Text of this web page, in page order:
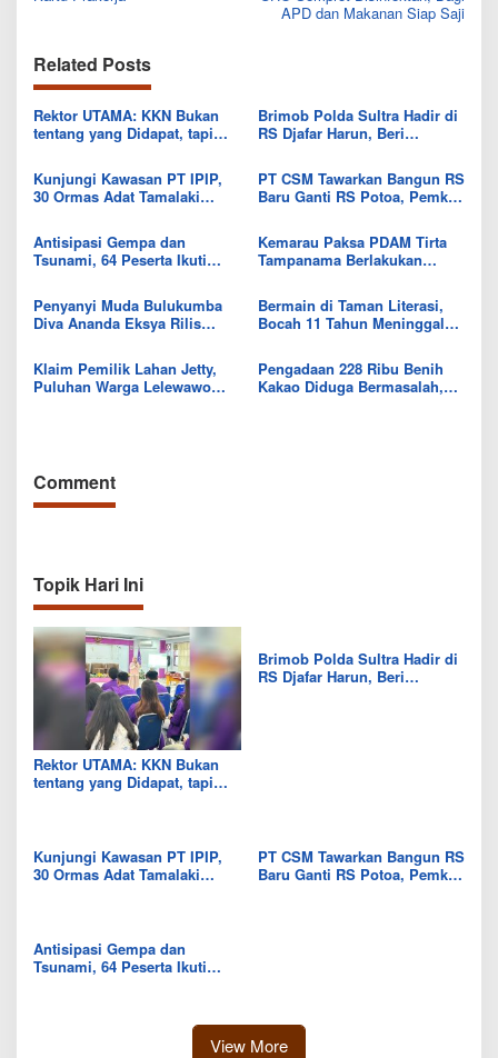
APD dan Makanan Siap Saji
Related Posts
Rektor UTAMA: KKN Bukan
tentang yang Didapat, tapi
Diberikan
Brimob Polda Sultra Hadir di
RS Djafar Harun, Beri
untuk Pasien
Kunjungi Kawasan PT IPIP,
30 Ormas Adat Tamalaki
Bumi Mekongga
PT CSM Tawarkan Bangun RS
Baru Ganti RS Potoa, Pemkab
Aset
Antisipasi Gempa dan
Tsunami, 64 Peserta Ikuti
Kolaka Utara
Kemarau Paksa PDAM Tirta
Tampanama Berlakukan
IKK Wawo
Penyanyi Muda Bulukumba
Diva Ananda Eksya Rilis
Eksistensi Musik Bugis
Bermain di Taman Literasi,
Bocah 11 Tahun Meninggal
Klaim Pemilik Lahan Jetty,
Puluhan Warga Lelewawo
Pengadaan 228 Ribu Benih
Kakao Diduga Bermasalah,
Comment
Topik Hari Ini
Rektor UTAMA: KKN Bukan
tentang yang Didapat, tapi
Brimob Polda Sultra Hadir di
RS Djafar Harun, Beri
Kunjungi Kawasan PT IPIP,
30 Ormas Adat Tamalaki
PT CSM Tawarkan Bangun RS
Baru Ganti RS Potoa, Pemkab
Antisipasi Gempa dan
Tsunami, 64 Peserta Ikuti
View More